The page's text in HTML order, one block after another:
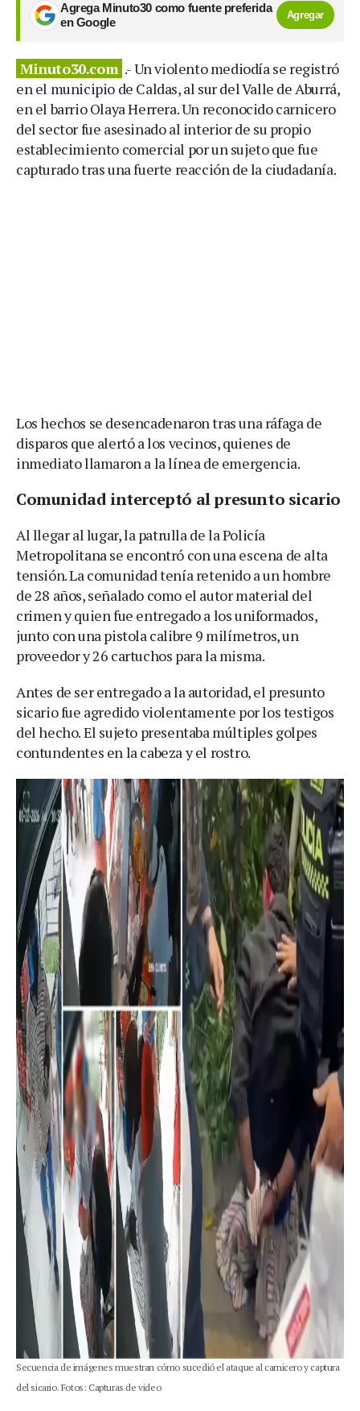
Agrega Minuto30 como fuente preferida
en Google
Agregar
Minuto30.com .- Un violento mediodía se registró
en el municipio de Caldas, al sur del Valle de Aburrá,
en el barrio Olaya Herrera. Un reconocido carnicero
del sector fue asesinado al interior de su propio
establecimiento comercial por un sujeto que fue
capturado tras una fuerte reacción de la ciudadanía.
Los hechos se desencadenaron tras una ráfaga de
disparos que alertó a los vecinos, quienes de
inmediato llamaron a la línea de emergencia.
Comunidad interceptó al presunto sicario
Al llegar al lugar, la patrulla de la Policía
Metropolitana se encontró con una escena de alta
tensión. La comunidad tenía retenido a un hombre
de 28 años, señalado como el autor material del
crimen y quien fue entregado a los uniformados,
junto con una pistola calibre 9 milímetros, un
proveedor y 26 cartuchos para la misma.
Antes de ser entregado a la autoridad, el presunto
sicario fue agredido violentamente por los testigos
del hecho. El sujeto presentaba múltiples golpes
contundentes en la cabeza y el rostro.
Secuencia de imágenes muestran cómo sucedió el ataque al carnicero y captura
del sicario. Fotos: Capturas de video